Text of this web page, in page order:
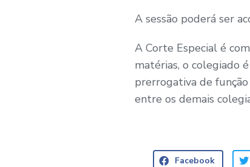
A sessão poderá ser
A Corte Especial é
matérias, o colegiado
prerrogativa de
entre os demais
Facebook